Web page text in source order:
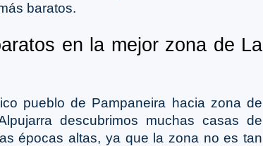
baratos.
en la mejor zona de La
pueblo de Pampaneira hacia zona de
descubrimos muchas casas de
épocas altas, ya que la zona no es tan